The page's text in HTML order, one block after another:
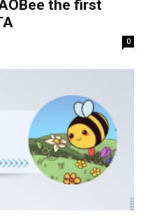
the first
0